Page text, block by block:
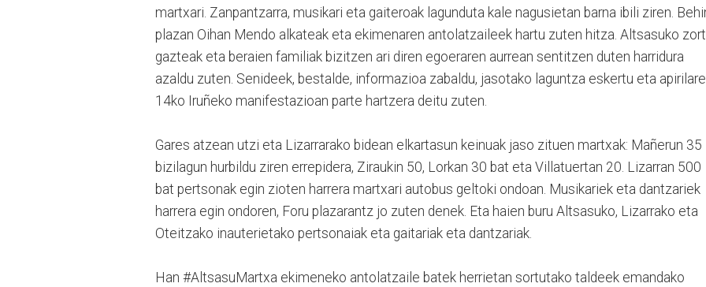
martxari. Zanpantzarra, musikari eta gaiteroak lagunduta kale nagusietan barna ibili ziren.
plazan Oihan Mendo alkateak eta ekimenaren antolatzaileek hartu zuten hitza. Altsasuko
gazteak eta beraien familiak bizitzen ari diren egoeraren aurrean sentitzen duten harridura
azaldu zuten. Senideek, bestalde, informazioa zabaldu, jasotako laguntza eskertu eta
14ko Iruñeko manifestazioan parte hartzera deitu zuten.
Gares atzean utzi eta Lizarrarako bidean elkartasun keinuak jaso zituen martxak: Mañerun 35
bizilagun hurbildu ziren errepidera, Ziraukin 50, Lorkan 30 bat eta Villatuertan 20. Lizarran 500
bat pertsonak egin zioten harrera martxari autobus geltoki ondoan. Musikariek eta dantzariek
harrera egin ondoren, Foru plazarantz jo zuten denek. Eta haien buru Altsasuko, Lizarrako eta
Oteitzako inauterietako pertsonaiak eta gaitariak eta dantzariak.
Han #AltsasuMartxa ekimeneko antolatzaile batek herrietan sortutako taldeek emandako